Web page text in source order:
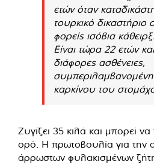
ετών όταν
τουρκικό δικαστήριο
φορείς ισόβια
Είναι τώρα 22 ετών
διάφορες ασθένειες,
καρκίνου του
Ζυγίζει 35 κιλά και μπορεί
ορό. Η πρωτοβουλία για την
άρρωστων φυλακισμένων